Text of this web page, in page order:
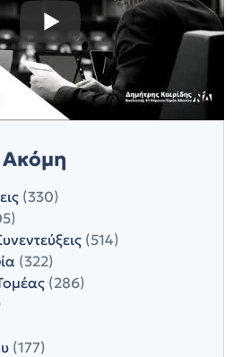
Ακόμη
(330)
(514)
(322)
(286)
(177)